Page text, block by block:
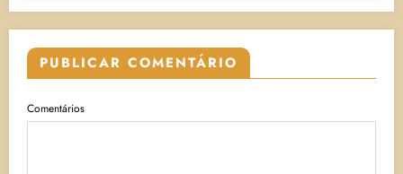
PUBLICAR COMENTÁRIO
Comentários